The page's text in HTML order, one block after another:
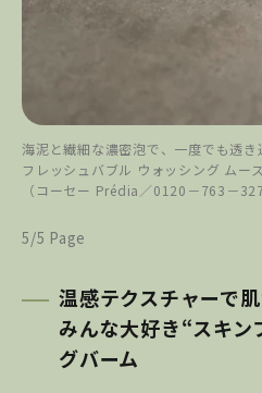
海泥と繊細な濃密泡で、一度でも
フレッシュバブル ウォッシング ム
（コーセー Prédia／0120－763－327
5/5 Page
温感テクスチャーで
みんな大好き“スキン
グバーム